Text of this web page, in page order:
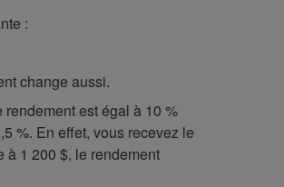
:
change aussi.
est égal à 10 %
%. En effet, vous recevez le
à 1 200 $, le rendement